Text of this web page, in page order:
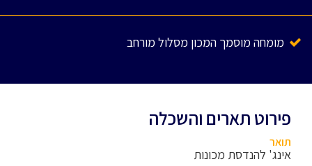
מומחה מוסמך המכון מסלול מורחב
פירוט תארים והשכלה
תואר
אינג' להנדסת מכונות